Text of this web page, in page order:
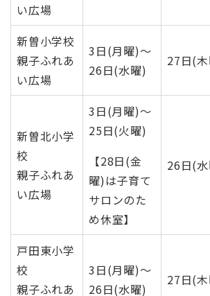
い広場
新曽小学校
親子ふれあ
い広場
3日(月曜)～
26日(水曜)
27日(
新曽北小学
校
親子ふれあ
い広場
​3日(月曜)～
25日(火曜)
【28日(金
曜)は子育て
サロンのた
め休室】
26日(
戸田東小学
校
親子ふれあ
​3日(月曜)～
26日(水曜)
27日(